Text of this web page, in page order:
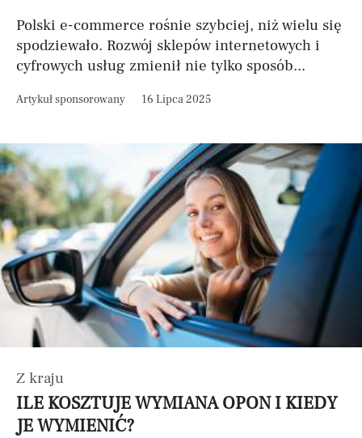
Polski e-commerce rośnie szybciej, niż wielu się
spodziewało. Rozwój sklepów internetowych i
cyfrowych usług zmienił nie tylko sposób...
Artykuł sponsorowany 16 Lipca 2025
Z kraju
ILE KOSZTUJE WYMIANA OPON I KIEDY
JE WYMIENIĆ?